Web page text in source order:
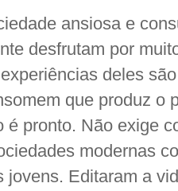
ansiosa e
desfrutam por
deles
que produz o
é pronto. Não exige
modernas
jovens. Editaram a